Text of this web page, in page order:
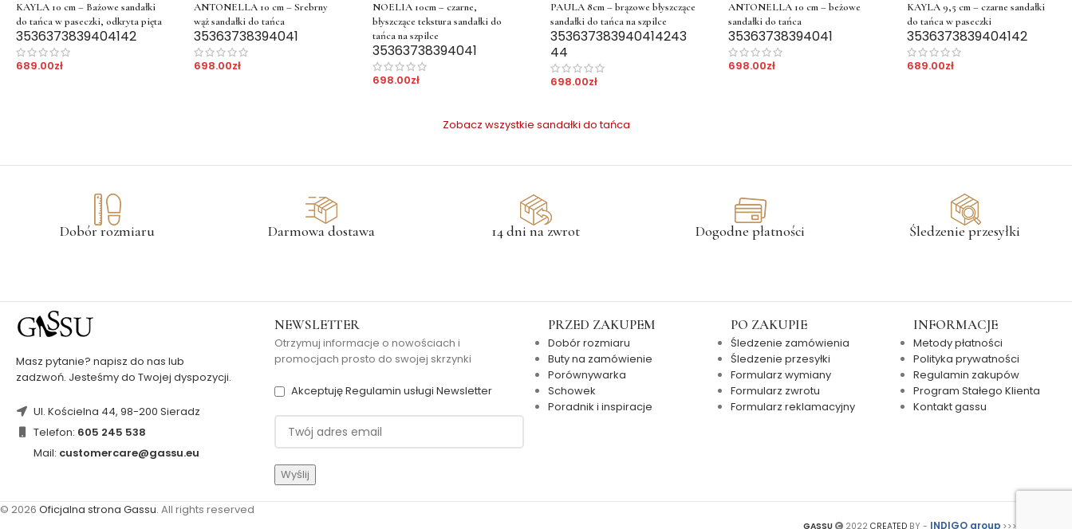
KAYLA 10 cm – Bażowe sandałki
do tańca w paseczki, odkryta pięta
3536373839404142
689.00zł
ANTONELLA 10 cm – Srebrny
wąż sandałki do tańca
35363738394041
698.00zł
NOELIA 10cm – czarne,
błyszczące tekstura sandałki do
tańca na szpilce
35363738394041
698.00zł
PAULA 8cm – brązowe błyszczące
sandałki do tańca na szpilce
353637383940414243
44
698.00zł
ANTONELLA 10 cm – beżowe
sandałki do tańca
35363738394041
698.00zł
KAYLA 9,5 cm – czarne sandałki
do tańca w paseczki
3536373839404142
689.00zł
Zobacz wszystkie sandałki do tańca
Dobór rozmiaru Darmowa dostawa 14 dni na zwrot Dogodne płatności Śledzenie przesyłki
Masz pytanie? napisz do nas lub
zadzwoń. Jesteśmy do Twojej dyspozycji.
Ul. Kościelna 44, 98-200 Sieradz
Telefon: 605 245 538
Mail: customercare@gassu.eu
NEWSLETTER
Otrzymuj informacje o nowościach i
promocjach prosto do swojej skrzynki
Akceptuję Regulamin usługi Newsletter
PRZED ZAKUPEM
Dobór rozmiaru
Buty na zamówienie
Porównywarka
Schowek
Poradnik i inspiracje
PO ZAKUPIE
Śledzenie zamówienia
Śledzenie przesyłki
Formularz wymiany
Formularz zwrotu
Formularz reklamacyjny
INFORMACJE
Metody płatności
Polityka prywatności
Regulamin zakupów
Program Stałego Klienta
Kontakt gassu
© 2026 Oficjalna strona Gassu. All rights reserved
GASSU 2022 CREATED BY - INDIGO group >>>>